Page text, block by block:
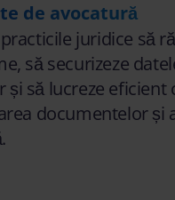
de avocatură
juridice să
să securizeze
și să lucreze eficient
documentelor și